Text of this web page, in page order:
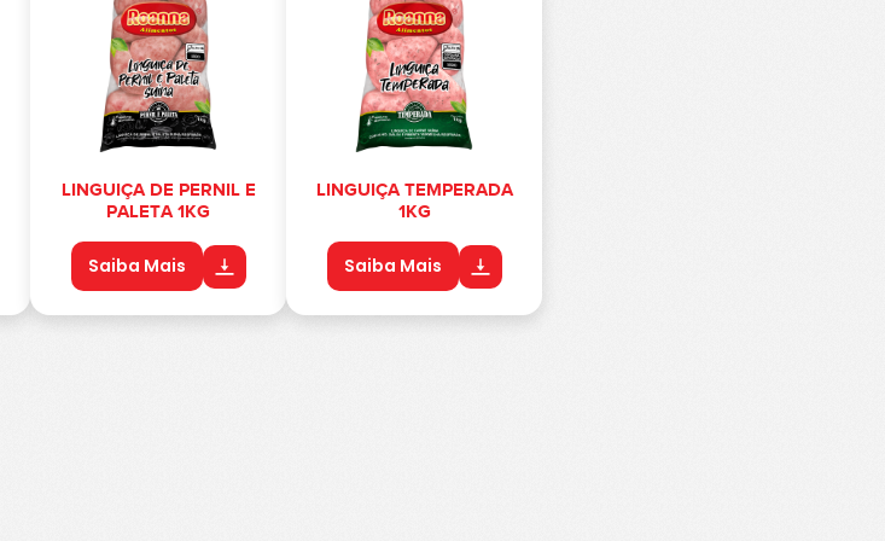
LINGUIÇA DE PERNIL E
PALETA 1KG
Saiba Mais
LINGUIÇA TEMPERADA
1KG
Saiba Mais